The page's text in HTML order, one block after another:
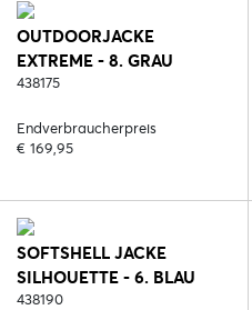
OUTDOORJACKE
EXTREME - 8. GRAU
438175
Endverbraucherpreis
€ 169,95
SOFTSHELL JACKE
SILHOUETTE - 6. BLAU
438190